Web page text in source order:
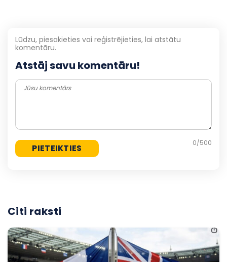
Atstāj savu komentāru!
Lūdzu, piesakieties vai reģistrējieties, lai atstātu
komentāru.
0/500
Citi raksti